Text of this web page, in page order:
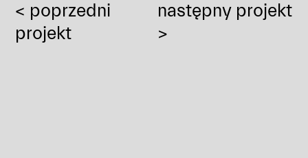
< poprzedni
projekt
następny projekt
>